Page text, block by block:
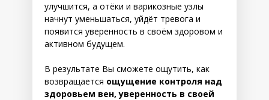
улучшится, а отёки и варикозные узлы
начнут уменьшаться, уйдёт тревога и
появится уверенность в своём здоровом и
активном будущем.
В результате Вы сможете ощутить, как
возвращается ощущение контроля над
здоровьем вен, уверенность в своей